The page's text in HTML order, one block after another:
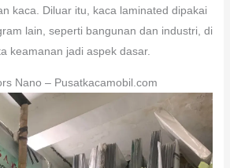
kaca. Diluar itu, kaca laminated dipakai
lain, seperti bangunan dan industri, di
keamanan jadi aspek dasar.
Nano – Pusatkacamobil.com